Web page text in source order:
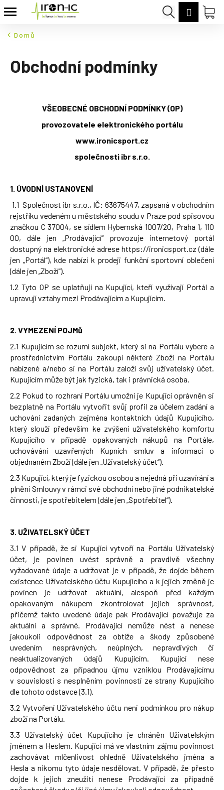
na
Hledat
Domů
Obchodní podmínky
VŠEOBECNÉ OBCHODNÍ PODMÍNKY (OP)
provozovatele elektronického portálu
www.ironicsport.cz
společnosti ibr s.r.o.
1. ÚVODNÍ USTANOVENÍ
1.1 Společnost ibr s.r.o., IČ: 63675447, zapsaná v obchodním
rejstříku vedeném u městského soudu v Praze pod spisovou
značkou C 37004, se sídlem Hybernská 1007/20, Praha 1, 110
00, dále jen „Prodávající“ provozuje internetový portál
dostupný na elektronické adrese https://ironicsport.cz (dále
jen „Portál“), kde nabízí k prodeji funkční sportovní oblečení
(dále jen „Zboží“).
1.2 Tyto OP se uplatňují na Kupující, kteří využívají Portál a
upravují vztahy mezi Prodávajícím a Kupujícím.
2. VYMEZENÍ POJMů
2.1 Kupujícím se rozumí subjekt, který si na Portálu vybere a
prostřednictvím Portálu zakoupí některé Zboží na Portálu
nabízené a/nebo si na Portálu založí svůj uživatelský účet.
Kupujícím může být jak fyzická, tak i právnická osoba.
2.2 Pokud to rozhraní Portálu umožní je Kupující oprávněn si
bezplatně na Portálu vytvořit svůj profil za účelem zadání a
uchování zadaných zejména kontaktních údajů Kupujícího,
který slouží především ke zvýšení uživatelského komfortu
Kupujícího v případě opakovaných nákupů na Portále,
uchovávání uzavřených Kupních smluv a informací o
objednaném Zboží (dále jen „Uživatelský účet“).
2.3 Kupující, který je fyzickou osobou a nejedná při uzavírání a
plnění Smlouvy v rámci své obchodní nebo jiné podnikatelské
činnosti, je spotřebitelem (dále jen „Spotřebitel“).
3. UŽIVATELSKÝ ÚČET
3.1 V případě, že si Kupující vytvoří na Portálu Uživatelský
účet, je povinen uvést správně a pravdivě všechny
vyžadované údaje a udržovat je v případě, že dojde během
existence Uživatelského účtu Kupujícího a k jejich změně je
povinen je udržovat aktuální, alespoň před každým
opakovaným nákupem zkontrolovat jejich správnost,
přičemž takto uvedené údaje pak Prodávající považuje za
aktuální a správné. Prodávající nemůže nést a nenese
jakoukoli odpovědnost za obtíže a škody způsobené
uvedením nesprávných, neúplných, nepravdivých či
neaktualizovaných údajů Kupujícím. Kupující nese
odpovědnost za případnou újmu vzniklou Prodávajícímu
v souvislosti s nesplněním povinností ze strany Kupujícího
dle tohoto odstavce (3.1).
3.2 Vytvoření Uživatelského účtu není podmínkou pro nákup
zboží na Portálu.
3.3 Uživatelský účet Kupujícího je chráněn Uživatelským
jménem a Heslem. Kupující má ve vlastním zájmu povinnost
zachovávat mlčenlivost ohledně Uživatelského jména a
Hesla a nikomu tyto údaje nesdělovat. V případě, že přesto
dojde k jejich zneužití nenese Prodávající za případně
K
o
o
e
t
e
n
a
j
í
t
?